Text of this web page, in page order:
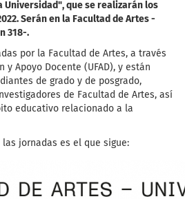
Universidad", que se realizarán los
Serán en la Facultad de Artes -
318-.
por la Facultad de Artes, a través
y Apoyo Docente (UFAD), y están
de grado y de posgrado,
de Facultad de Artes, así
educativo relacionado a la
jornadas es el que sigue: